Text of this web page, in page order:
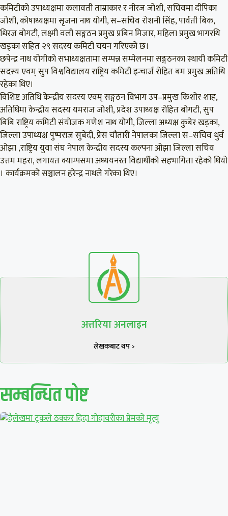
कमिटीको उपाध्यक्षमा कलावती ताम्राकार र नीरज जोशी, सचिवमा दीपिका
जोशी, कोषाध्यक्षमा सृजना नाथ योगी, स–सचिव रोशनी सिंह, पार्वती बिक,
धिरज बोगटी, लक्ष्मी वली सङ्गठन प्रमुख प्रबिन मिजार, महिला प्रमुख भागरथि
खड्का सहित २९ सदस्य कमिटी चयन गरिएको छ।
छपेन्द्र नाथ योगीको सभाध्यक्षतामा सम्पन्न सम्मेलनमा सङ्गठनका स्थायी कमिटी
सदस्य एवम् सुप विश्वविद्यालय राष्ट्रिय कमिटी इन्चार्ज रोहित बम प्रमुख अतिथि
रहेका थिए।
विशिष्ट अतिथि केन्द्रीय सदस्य एवम् सङ्गठन विभाग उप–प्रमुख किशोर शाह,
अतिथिमा केन्द्रीय सदस्य यमराज जोशी, प्रदेश उपाध्यक्ष रोहित बोगटी, सुप
बिबि राष्ट्रिय कमिटी संयोजक गणेश नाथ योगी, जिल्ला अध्यक्ष कुबेर खड्का,
जिल्ला उपाध्यक्ष पुष्पराज सुबेदी, प्रेस चौतारी नेपालका जिल्ला स–सचिव धुर्व
ओझा ,राष्ट्रिय युवा संघ नेपाल केन्द्रीय सदस्य कल्पना ओझा जिल्ला सचिव
उत्तम महरा, लगायत क्याम्पसमा अध्ययनरत विद्यार्थीको सहभागिता रहेको थियो
। कार्यक्रमको सञ्चालन हरेन्द्र नाथले गरेका थिए।
अत्तरिया अनलाइन
लेखकबाट थप >
सम्बन्धित पाेष्ट